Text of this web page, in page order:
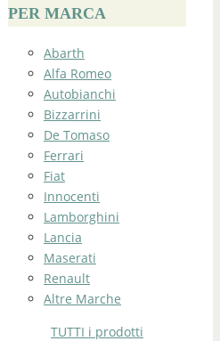
PER MARCA
Abarth
Alfa Romeo
Autobianchi
Bizzarrini
De Tomaso
Ferrari
Fiat
Innocenti
Lamborghini
Lancia
Maserati
Renault
Altre Marche
TUTTI i prodotti